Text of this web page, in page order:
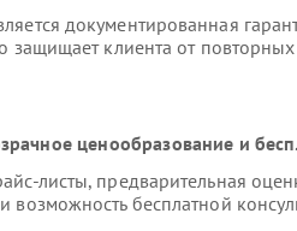
документированная
защищает клиента от
ценообразование и
листы, предварительная
возможность бесплатной